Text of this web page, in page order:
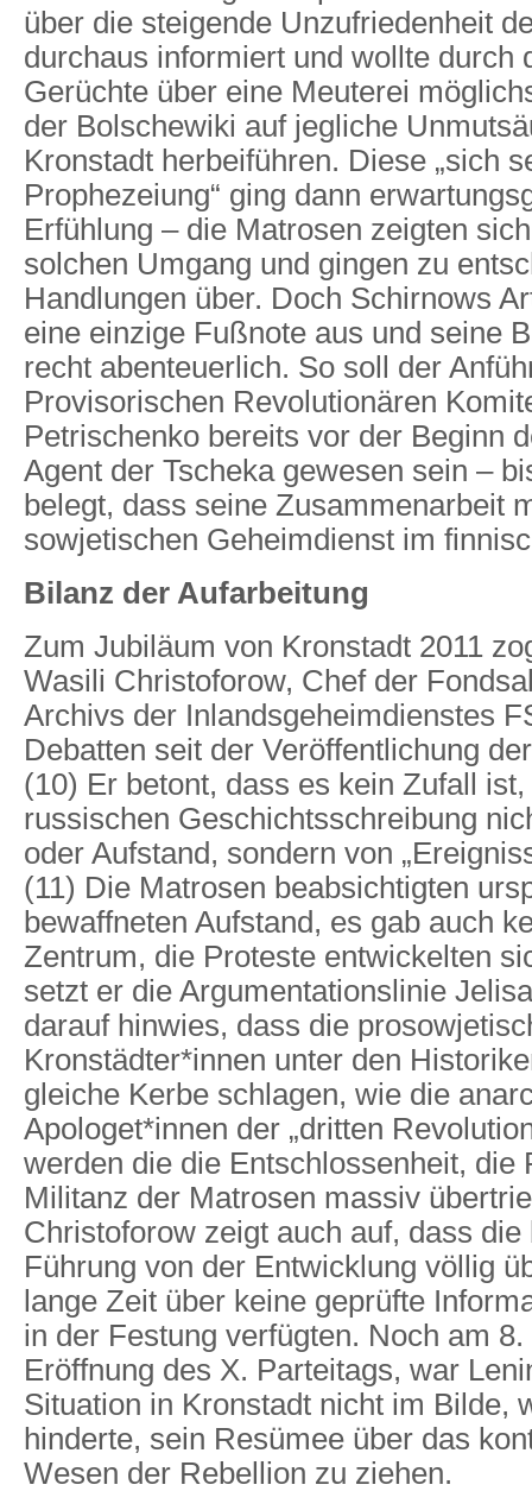
über die steigende Unzufriedenheit
durchaus informiert und wollte durch
Gerüchte über eine Meuterei
der Bolschewiki auf jegliche
Kronstadt herbeiführen. Diese „sich
Prophezeiung“ ging dann
Erfühlung – die Matrosen zeigten
solchen Umgang und gingen zu
Handlungen über. Doch Schirnows
eine einzige Fußnote aus und seine
recht abenteuerlich. So soll der
Provisorischen Revolutionären
Petrischenko bereits vor der Beginn
Agent der Tscheka gewesen sein –
belegt, dass seine Zusammenarbeit
sowjetischen Geheimdienst im
Bilanz der Aufarbeitung
Zum Jubiläum von Kronstadt 2011
Wasili Christoforow, Chef der
Archivs der Inlandsgeheimdienstes
Debatten seit der Veröffentlichung
(10) Er betont, dass es kein Zufall
russischen Geschichtsschreibung
oder Aufstand, sondern von
(11) Die Matrosen beabsichtigten
bewaffneten Aufstand, es gab auch
Zentrum, die Proteste entwickelten
setzt er die Argumentationslinie
darauf hinwies, dass die
Kronstädter*innen unter den
gleiche Kerbe schlagen, wie die
Apologet*innen der „dritten
werden die die Entschlossenheit, die
Militanz der Matrosen massiv
Christoforow zeigt auch auf, dass
Führung von der Entwicklung völlig
lange Zeit über keine geprüfte
in der Festung verfügten. Noch am
Eröffnung des X. Parteitags, war
Situation in Kronstadt nicht im Bilde,
hinderte, sein Resümee über das
Wesen der Rebellion zu ziehen.